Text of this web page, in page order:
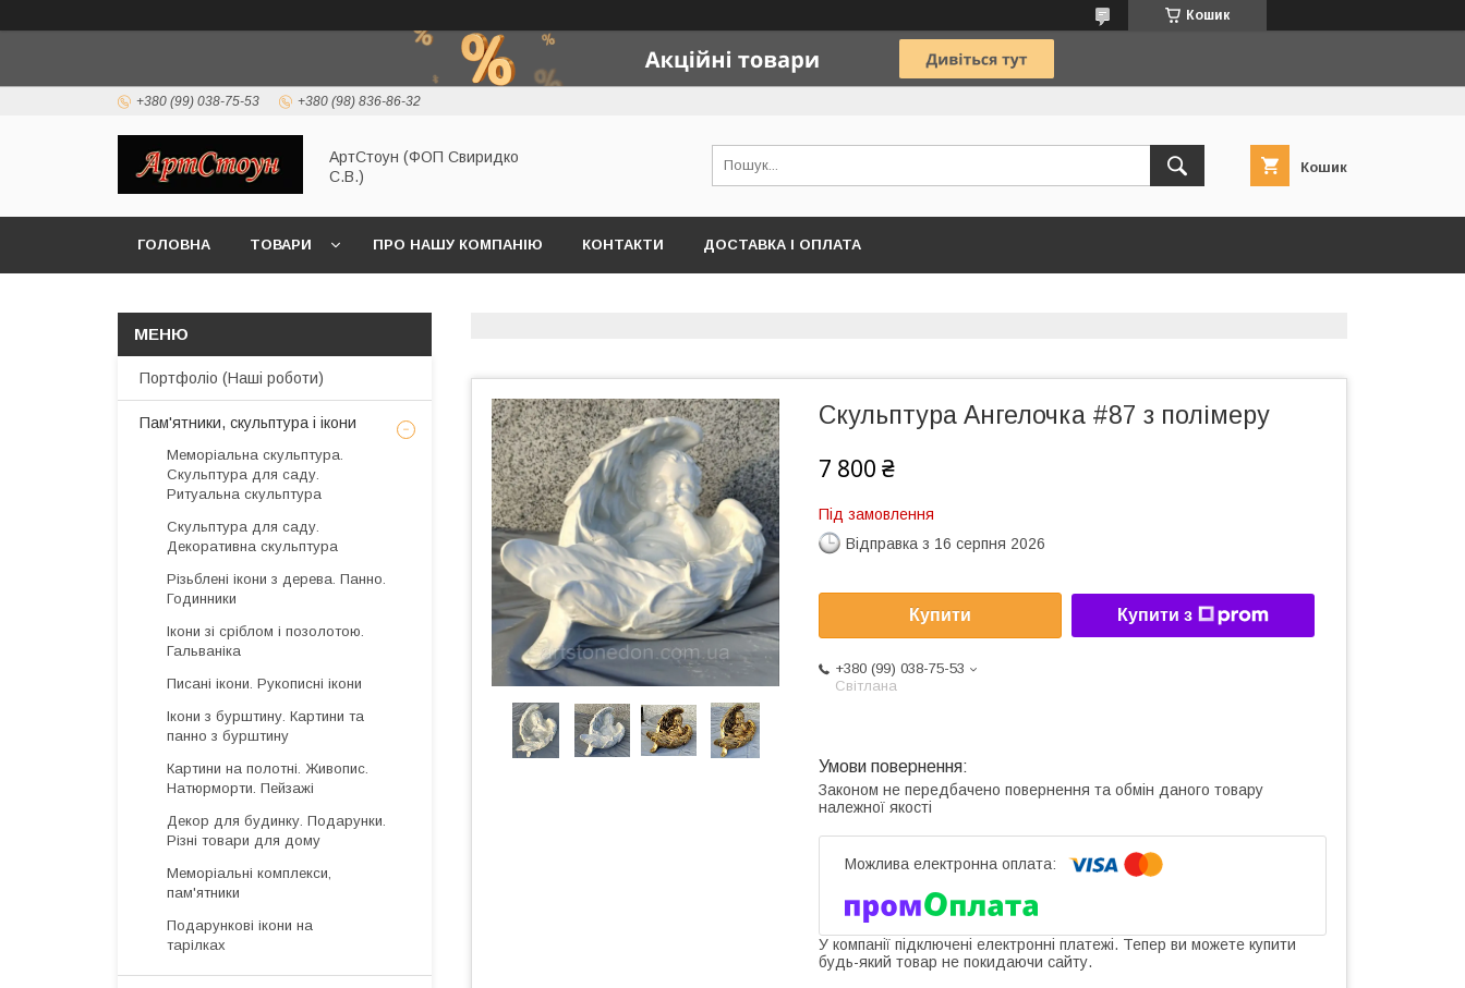
Кошик
+380 (99) 038-75-53 +380 (98) 836-86-32
АртСтоун (ФОП Свиридко
С.В.)
Кошик
ГОЛОВНА ТОВАРИ ПРО НАШУ КОМПАНІЮ КОНТАКТИ ДОСТАВКА І ОПЛАТА
Скульптура Ангелочка #87 з полімеру
7 800 ₴
Під замовлення
Відправка з 16 серпня 2026
Купити Купити з
+380 (99) 038-75-53
Світлана
Законом не передбачено повернення та обмін даного товару
належної якості
У компанії підключені електронні платежі. Тепер ви можете купити
будь-який товар не покидаючи сайту.
Портфоліо (Наші роботи)
Пам'ятники, скульптура і ікони
Меморіальна скульптура.
Скульптура для саду.
Ритуальна скульптура
Скульптура для саду.
Декоративна скульптура
Різьблені ікони з дерева. Панно.
Годинники
Ікони зі сріблом і позолотою.
Гальваніка
Писані ікони. Рукописні ікони
Ікони з бурштину. Картини та
панно з бурштину
Картини на полотні. Живопис.
Натюрморти. Пейзажі
Декор для будинку. Подарунки.
Різні товари для дому
Меморіальні комплекси,
пам'ятники
Подарункові ікони на
тарілках